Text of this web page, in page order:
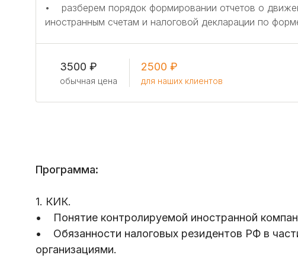
• разберем порядок формировании отчетов о
иностранным счетам и налоговой декларации по
3500 ₽
обычная цена
2500 ₽
для наших клиентов
Программа:
1. КИК.
• Понятие контролируемой иностранной
• Обязанности налоговых резидентов РФ в
организациями.